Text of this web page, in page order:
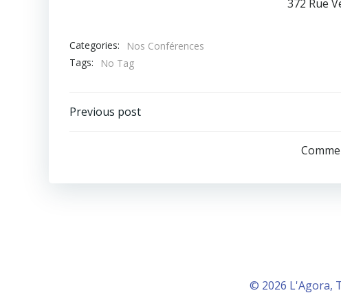
372 Rue
Categories:
Nos Conférences
Tags:
No Tag
Post
Previous post
© 2026 L'Agora,